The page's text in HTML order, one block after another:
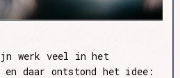
werk veel in het
daar ontstond het idee: